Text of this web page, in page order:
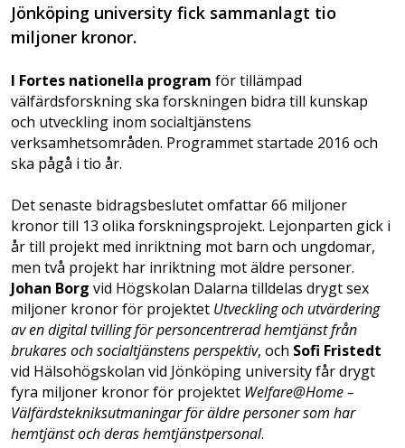
Jönköping university fick sammanlagt tio
miljoner kronor.
I Fortes nationella program för tillämpad
välfärdsforskning ska forskningen bidra till kunskap
och utveckling inom socialtjänstens
verksamhetsområden. Programmet startade 2016 och
ska pågå i tio år.
Det senaste bidragsbeslutet omfattar 66 miljoner
kronor till 13 olika forskningsprojekt. Lejonparten gick i
år till projekt med inriktning mot barn och ungdomar,
men två projekt har inriktning mot äldre personer.
Johan Borg vid Högskolan Dalarna tilldelas drygt sex
miljoner kronor för projektet Utveckling och utvärdering
av en digital tvilling för personcentrerad hemtjänst från
brukares och socialtjänstens perspektiv, och Sofi Fristedt
vid Hälsohögskolan vid Jönköping university får drygt
fyra miljoner kronor för projektet Welfare@Home –
Välfärdstekniksutmaningar för äldre personer som har
hemtjänst och deras hemtjänstpersonal.